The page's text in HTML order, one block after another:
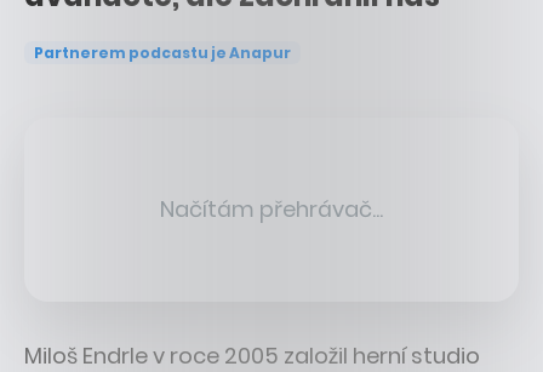
Partnerem podcastu je Anapur
Miloš Endrle v roce 2005 založil herní studio